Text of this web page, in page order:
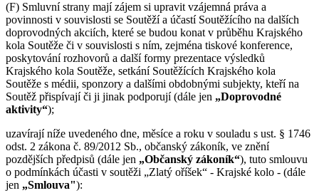
(F) Smluvní strany mají zájem si upravit vzájemná práva a
povinnosti v souvislosti se Soutěží a účastí Soutěžícího na dalších
doprovodných akciích, které se budou konat v průběhu Krajského
kola Soutěže či v souvislosti s ním, zejména tiskové konference,
poskytování rozhovorů a další formy prezentace výsledků
Krajského kola Soutěže, setkání Soutěžících Krajského kola
Soutěže s médii, sponzory a dalšími obdobnými subjekty, kteří na
Soutěž přispívají či ji jinak podporují (dále jen „Doprovodné
aktivity“);
uzavírají níže uvedeného dne, měsíce a roku v souladu s ust. § 1746
odst. 2 zákona č. 89/2012 Sb., občanský zákoník, ve znění
pozdějších předpisů (dále jen „Občanský zákoník“), tuto smlouvu
o podmínkách účasti v soutěži „Zlatý oříšek“ - Krajské kolo - (dále
jen „Smlouva"):